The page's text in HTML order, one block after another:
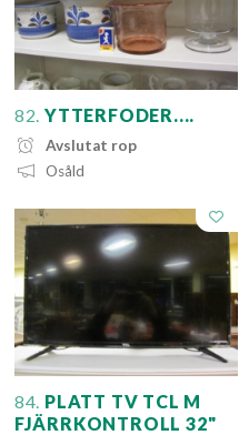
82. YTTERFODER....
Avslutat rop
Osåld
84. PLATT TV TCL M
FJÄRRKONTROLL 32"